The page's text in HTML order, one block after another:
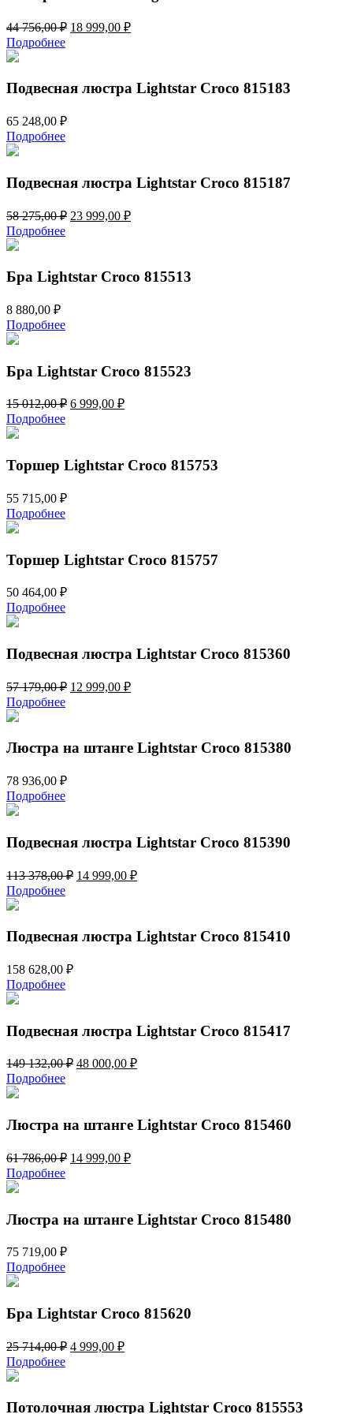
44 756,00₽ Первоначальная
756,00 ₽.
18 999,00 ₽Текущая
Подробнее
Подвесная люстра Lightstar Croco 815183
65 248,00 ₽
Подробнее
Подвесная люстра Lightstar Croco 815187
58 275,00₽ Первоначальная
275,00 ₽.
23 999,00 ₽Текущая
Подробнее
Бра Lightstar Croco 815513
8 880,00 ₽
Подробнее
Бра Lightstar Croco 815523
15 012,00₽ Первоначальная
012,00 ₽.
6 999,00 ₽Текущая
Подробнее
Торшер Lightstar Croco 815753
55 715,00 ₽
Подробнее
Торшер Lightstar Croco 815757
50 464,00 ₽
Подробнее
Подвесная люстра Lightstar Croco 815360
57 179,00₽ Первоначальная
179,00 ₽.
12 999,00 ₽Текущая
Подробнее
Люстра на штанге Lightstar Croco 815380
78 936,00 ₽
Подробнее
Подвесная люстра Lightstar Croco 815390
113 378,00₽ Первоначальная
378,00 ₽.
14 999,00 ₽Текущая
Подробнее
Подвесная люстра Lightstar Croco 815410
158 628,00 ₽
Подробнее
Подвесная люстра Lightstar Croco 815417
149 132,00₽ Первоначальная
132,00 ₽.
48 000,00 ₽Текущая
Подробнее
Люстра на штанге Lightstar Croco 815460
61 786,00₽ Первоначальная
14 999,00 ₽Текущая
Подробнее
Люстра на штанге Lightstar Croco 815480
75 719,00 ₽
Подробнее
Бра Lightstar Croco 815620
25 714,00₽ Первоначальная
714,00 ₽.
4 999,00 ₽Текущая
Подробнее
Потолочная люстра Lightstar Croco 815553